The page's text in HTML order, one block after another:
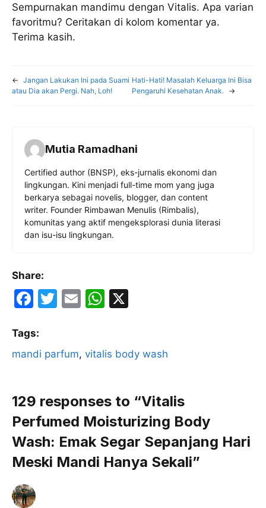
Sempurnakan mandimu dengan Vitalis. Apa varian
favoritmu? Ceritakan di kolom komentar ya.
Terima kasih.
← Jangan Lakukan Ini pada Suami
atau Dia akan Pergi. Nah, Loh!
Hati-Hati! Masalah Keluarga Ini Bisa
Pengaruhi Kesehatan Anak.
→
Mutia Ramadhani
Certified author (BNSP), eks-jurnalis ekonomi dan
lingkungan. Kini menjadi full-time mom yang juga
berkarya sebagai novelis, blogger, dan content
writer. Founder Rimbawan Menulis (Rimbalis),
komunitas yang aktif mengeksplorasi dunia literasi
dan isu-isu lingkungan.
Share:
F
c
e
o
o
k
T
er
E
l
W
s
p
p
Tags:
mandi parfum, vitalis body wash
129 responses to “Vitalis
Perfumed Moisturizing Body
Wash: Emak Segar Sepanjang Hari
Meski Mandi Hanya Sekali”